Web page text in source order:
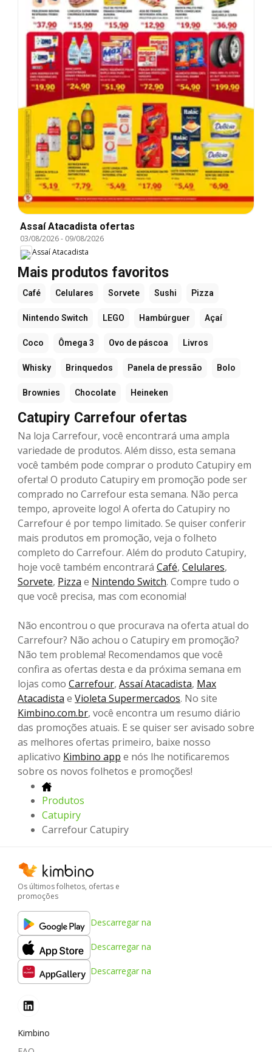
Assaí Atacadista ofertas
03/08/2026- 09/08/2026
Assaí Atacadista
Mais produtos favoritos
Café Celulares Sorvete Sushi Pizza
Nintendo Switch LEGO Hambúrguer Açaí
Coco Ômega 3 Ovo de páscoa Livros
Whisky Brinquedos Panela de pressão Bolo
Brownies Chocolate Heineken
Catupiry Carrefour ofertas
Na loja Carrefour, você encontrará uma ampla
variedade de produtos. Além disso, esta semana
você também pode comprar o produto Catupiry em
oferta! O produto Catupiry em promoção pode ser
comprado no Carrefour esta semana. Não perca
tempo, aproveite logo! A oferta do Catupiry no
Carrefour é por tempo limitado. Se quiser conferir
mais produtos em promoção, veja o folheto
completo do Carrefour. Além do produto Catupiry,
hoje você também encontrará Café, Celulares,
Sorvete, Pizza e Nintendo Switch. Compre tudo o
que você precisa, mas com economia!
Não encontrou o que procurava na oferta atual do
Carrefour? Não achou o Catupiry em promoção?
Não tem problema! Recomendamos que você
confira as ofertas desta e da próxima semana em
lojas como Carrefour, Assaí Atacadista, Max
Atacadista e Violeta Supermercados. No site
Kimbino.com.br, você encontra um resumo diário
das promoções atuais. E se quiser ser avisado sobre
as melhores ofertas primeiro, baixe nosso
aplicativo Kimbino app e nós lhe notificaremos
sobre os novos folhetos e promoções!
Produtos
Catupiry
Carrefour Catupiry
Os últimos folhetos, ofertas e
promoções
Descarregar na
Descarregar na
Descarregar na
Kimbino